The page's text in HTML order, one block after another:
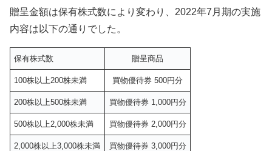
贈呈金額は保有株式数により変わり、2022年7月期の実施
内容は以下の通りでした。
保有株式数 贈呈商品
100株以上200株未満 買物優待券 500円分
200株以上500株未満 買物優待券 1,000円分
500株以上2,000株未満 買物優待券 2,000円分
2,000株以上3,000株未満 買物優待券 3,000円分